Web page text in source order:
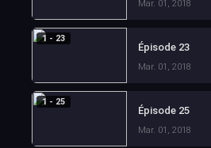
Mar. 01, 2018
1 - 23
Épisode 23
Mar. 01, 2018
1 - 25
Épisode 25
Mar. 01, 2018